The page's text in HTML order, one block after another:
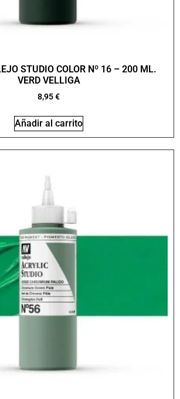
STUDIO COLOR Nº 16 – 200 ML.
VERD VELLIGA
8,95€
Añadir al carrito